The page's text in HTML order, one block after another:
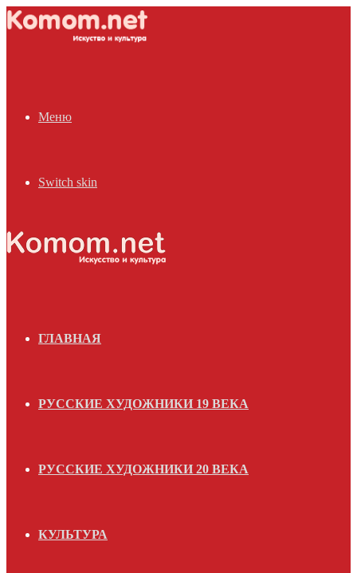
Меню
Switch skin
ГЛАВНАЯ
РУССКИЕ ХУДОЖНИКИ 19 ВЕКА
РУССКИЕ ХУДОЖНИКИ 20 ВЕКА
КУЛЬТУРА